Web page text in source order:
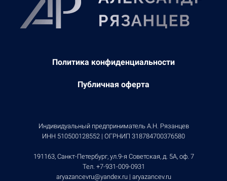
Политика конфиденциальности
Публичная оферта
Индивидуальный предприниматель А.Н. Рязанцев
ИНН 510500128552 | ОГРНИП 318784700376580
191163, Санкт-Петербург, ул.9-я Советская, д. 5А, оф. 7
Тел. +7-931-009-0931
aryazancevru@yandex.ru | aryazancev.ru